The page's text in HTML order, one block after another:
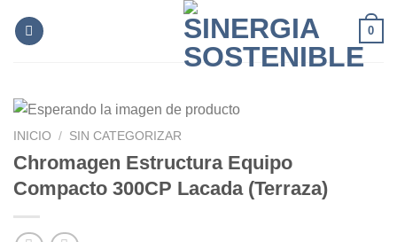
0
INICIO / SIN CATEGORIZAR
Chromagen Estructura Equipo
Compacto 300CP Lacada (Terraza)